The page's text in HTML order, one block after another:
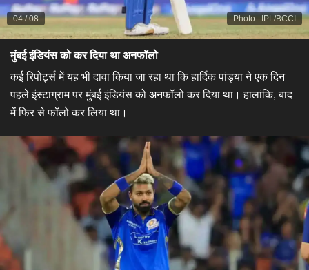
Photo : IPL/BCCI
04 /08
मुंबई इंडियंस को कर दिया था अनफॉलो
कई रिपोर्ट्स में यह भी दावा किया जा रहा था कि हार्दिक पांड्या ने एक दिन
पहले इंस्टाग्राम पर मुंबई इंडियंस को अनफॉलो कर दिया था। हालांकि, बाद
में फिर से फॉलो कर लिया था।